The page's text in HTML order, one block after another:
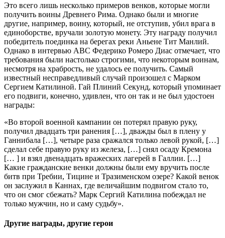
Это всего лишь несколько примеров венков, которые могли
получить воины Древнего Рима. Однако были и многие
другие, например, воину, который, не отступив, убил врага в
единоборстве, вручали золотую монету. Эту награду получил
победитель поединка на берегах реки Аньене Тит Манлий.
Однако в интервью ABC Федерико Ромеро Диас отмечает, что
требования были настолько строгими, что некоторым воинам,
несмотря на храбрость, не удалось ее получить. Самый
известный несправедливый случай произошел с Марком
Сергием Катилиной. Гай Плиний Секунд, который упоминает
его подвиги, конечно, удивлен, что он так и не был удостоен
награды:
«Во второй военной кампании он потерял правую руку,
получил двадцать три ранения […], дважды был в плену у
Ганнибала […], четыре раза сражался только левой рукой, […]
сделал себе правую руку из железа, […] снял осаду Кремона
[… ] и взял двенадцать вражеских лагерей в Галлии. […]
Какие гражданские венки должны были ему вручить после
битв при Требии, Тицине и Тразименском озере? Какой венок
он заслужил в Каннах, где величайшим подвигом стало то,
что он смог сбежать? Марк Сергий Катилина побеждал не
только мужчин, но и саму судьбу».
Другие награды, другие герои